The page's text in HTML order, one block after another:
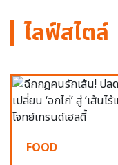
ไลฟ์สไตล์
FOOD